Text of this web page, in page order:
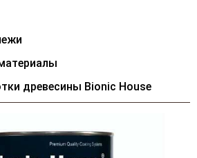
древесины Bionic House